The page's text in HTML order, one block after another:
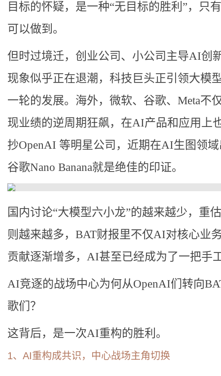
目标的怀疑，是一种“无目标的胜利”，只
可以做到。
但时过境迁，创业公司、小公司主导AI创
现象似乎正在退潮，科技巨头正引领大模
一轮的发展。海外，微软、谷歌、Meta不
现业绩的逆周期狂飙，在AI产品和应用上
抄OpenAI 等明星公司，近期在AI生图领
谷歌Nano Banana就是绝佳的印证。
国内讨论“大模型六小龙”的越来越少，重
则越来越多，BAT财报里不仅AI对核心业
贡献逐渐增多，AI甚至已经成为了一把手
AI竞逐的战场中心为何从OpenAI们转向
歌们？
这背后，是一次AI重构的胜利。
1、AI重构成共识，中心战场主角切换